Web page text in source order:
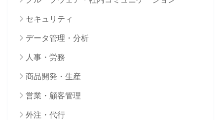
セキュリティ
データ管理・分析
人事・労務
商品開発・生産
営業・顧客管理
外注・代行